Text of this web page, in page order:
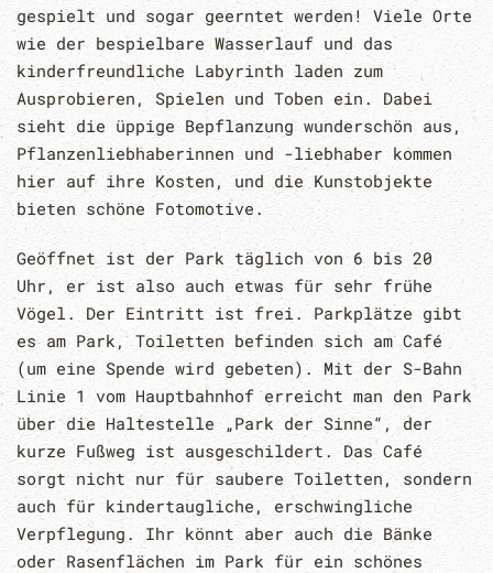
gespielt und sogar geerntet werden! Viele Orte
wie der bespielbare Wasserlauf und das
kinderfreundliche Labyrinth laden zum
Ausprobieren, Spielen und Toben ein. Dabei
sieht die üppige Bepflanzung wunderschön aus,
Pflanzenliebhaberinnen und -liebhaber kommen
hier auf ihre Kosten, und die Kunstobjekte
bieten schöne Fotomotive.
Geöffnet ist der Park täglich von 6 bis 20
Uhr, er ist also auch etwas für sehr frühe
Vögel. Der Eintritt ist frei. Parkplätze gibt
es am Park, Toiletten befinden sich am Café
(um eine Spende wird gebeten). Mit der S-Bahn
Linie 1 vom Hauptbahnhof erreicht man den Park
über die Haltestelle „Park der Sinne“, der
kurze Fußweg ist ausgeschildert. Das Café
sorgt nicht nur für saubere Toiletten, sondern
auch für kindertaugliche, erschwingliche
Verpflegung. Ihr könnt aber auch die Bänke
oder Rasenflächen im Park für ein schönes